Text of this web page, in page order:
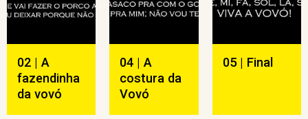
02 | A
fazendinha
da vovó
04 | A
costura da
Vovó
05 | Final